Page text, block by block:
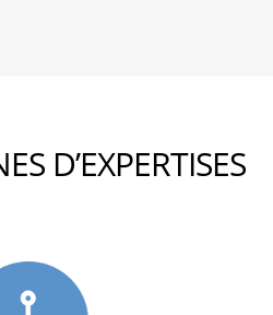
D’EXPERTISES